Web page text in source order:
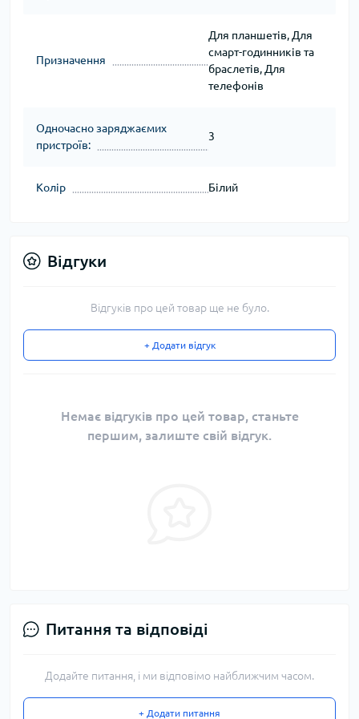
Призначення
Для планшетів, Для
смарт-годинників та
браслетів, Для
телефонів
Одночасно заряджаємих
пристроїв:
3
Колір Білий
Відгуки
Відгуків про цей товар ще не було.
+ Додати відгук
Немає відгуків про цей товар, станьте
першим, залиште свій відгук.
Питання та відповіді
Додайте питання, і ми відповімо найближчим часом.
+ Додати питання